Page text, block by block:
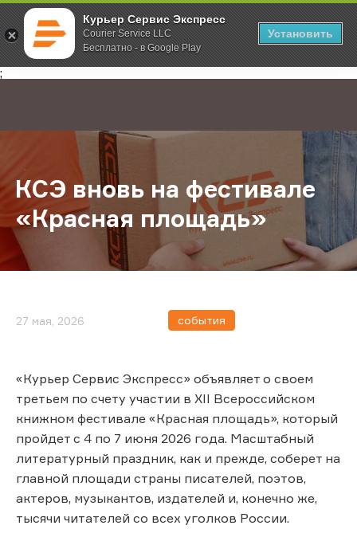
Курьер Сервис Экспресс
Courier Service LLC
Бесплатно - в Google Play
Установить
;
Главная О компании Новости КСЭ вновь на фестивале
КСЭ вновь на фестивале
«Красная площадь»
27 мая, 2026 события
«Курьер Сервис Экспресс» объявляет о своем
третьем по счету участии в XII Всероссийском
книжном фестивале «Красная площадь», который
пройдет с 4 по 7 июня 2026 года. Масштабный
литературный праздник, как и прежде, соберет на
главной площади страны писателей, поэтов,
актеров, музыкантов, издателей и, конечно же,
тысячи читателей со всех уголков России.